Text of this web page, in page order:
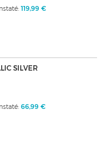
119,99 €
SILVER
66,99 €